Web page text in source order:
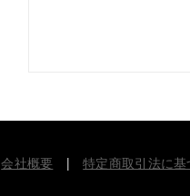
会社概要 |特定商取引法に